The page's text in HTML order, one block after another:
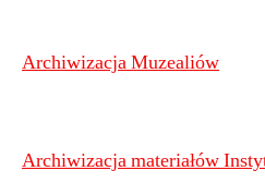
Archiwizacja Muzealiów
Archiwizacja materiałów